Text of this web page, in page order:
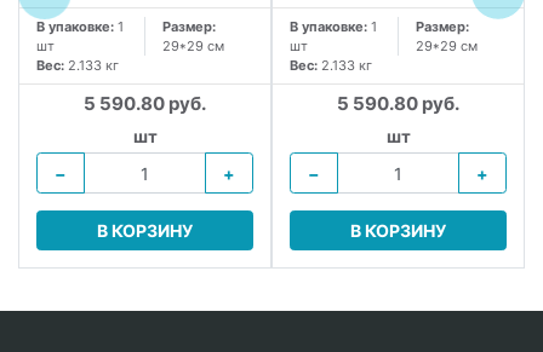
В упаковке: 1
шт
Размер:
29*29 см
Вес: 2.133 кг
5 590.80 руб.
шт
−
+
В КОРЗИНУ
В упаковке: 1
шт
Размер:
29*29 см
Вес: 2.133 кг
5 590.80 руб.
шт
−
+
В КОРЗИНУ